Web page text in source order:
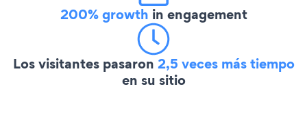
200% growth in engagement
Los visitantes pasaron 2,5 veces más tiempo
en su sitio